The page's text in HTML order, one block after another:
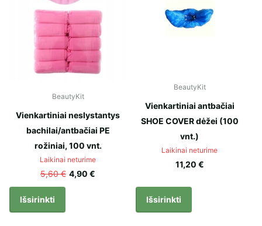
BeautyKit
Vienkartiniai neslystantys
bachilai/antbačiai PE
rožiniai, 100 vnt.
Laikinai neturime
5,60 € 4,90 €
Išsirinkti
BeautyKit
Vienkartiniai antbačiai
SHOE COVER dėžei (100
vnt.)
Laikinai neturime
11,20 €
Išsirinkti